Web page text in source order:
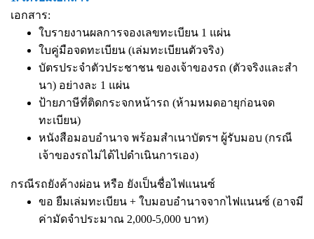
เอกสาร:
ใบรายงานผลการจองเลขทะเบียน 1 แผ่น
ใบคู่มือจดทะเบียน (เล่มทะเบียนตัวจริง)
บัตรประจำตัวประชาชน ของเจ้าของรถ (ตัวจริงและสำ
นา) อย่างละ 1 แผ่น
ป้ายภาษีที่ติดกระจกหน้ารถ (ห้ามหมดอายุก่อนจด
ทะเบียน)
หนังสือมอบอำนาจ พร้อมสำเนาบัตรฯ ผู้รับมอบ (กรณี
เจ้าของรถไม่ได้ไปดำเนินการเอง)
กรณีรถยังค้างผ่อน หรือ ยังเป็นชื่อไฟแนนซ์
ขอ ยืมเล่มทะเบียน + ใบมอบอำนาจจากไฟแนนซ์ (อาจมี
ค่ามัดจำประมาณ 2,000-5,000 บาท)